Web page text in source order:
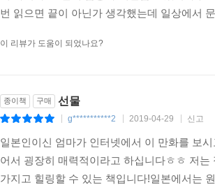
번 읽으면 끝이 아닌가 생각했는데 일상에서
이 리뷰가 도움이 되었나요?
종이책 구매 선물
g***********2 2019-04-29 신고
일본인이신 엄마가 인터넷에서 이 만화를 보
어서 굉장히 매력적이라고 하십니다ㅎㅎ 저
가지고 힐링할 수 있는 책입니다!일본에서는